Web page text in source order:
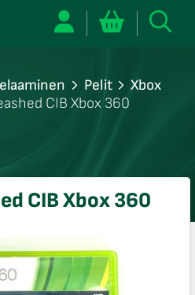
Pelit
Xbox
CIB Xbox 360
CIB Xbox 360